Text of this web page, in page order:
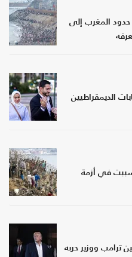
حدود المغرب إلى
الديمقراطيين
في أزمة
ترامب ووزير حربه